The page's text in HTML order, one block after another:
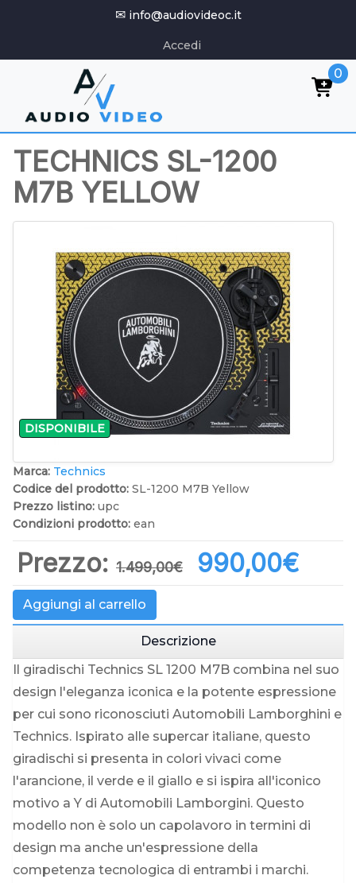
✉ info@audiovideoc.it
Accedi
0
TECHNICS SL-1200
M7B YELLOW
DISPONIBILE
Marca: Technics
Codice del prodotto: SL-1200 M7B Yellow
Prezzo listino: upc
Condizioni prodotto: ean
Prezzo: 1.499,00‎€ 990,00‎€
Aggiungi al carrello
Descrizione
Il giradischi Technics SL 1200 M7B combina nel suo
design l'eleganza iconica e la potente espressione
per cui sono riconosciuti Automobili Lamborghini e
Technics. Ispirato alle supercar italiane, questo
giradischi si presenta in colori vivaci come
l'arancione, il verde e il giallo e si ispira all'iconico
motivo a Y di Automobili Lamborgini. Questo
modello non è solo un capolavoro in termini di
design ma anche un'espressione della
competenza tecnologica di entrambi i marchi.